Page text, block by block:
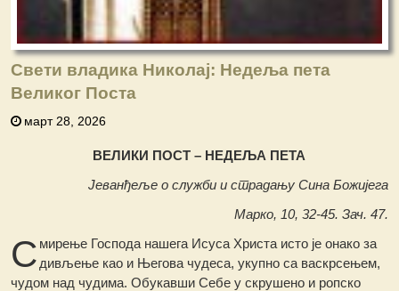
Свети владика Николај: Недеља пета
Великог Поста
март 28, 2026
ВЕЛИКИ ПОСТ – НЕДЕЉА ПЕТА
Јеванђеље о служби и страдању Сина Божијега
Марко, 10, 32-45. Зач. 47.
С мирење Господа нашега Исуса Христа исто је онако за
дивљење као и Његова чудеса, укупно са васкрсењем,
чудом над чудима. Обукавши Себе у скрушено и ропско